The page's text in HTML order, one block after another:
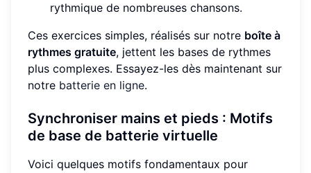
rythmique de nombreuses chansons.
Ces exercices simples, réalisés sur notre boîte à
rythmes gratuite, jettent les bases de rythmes
plus complexes. Essayez-les dès maintenant sur
notre batterie en ligne.
Synchroniser mains et pieds : Motifs
de base de batterie virtuelle
Voici quelques motifs fondamentaux pour